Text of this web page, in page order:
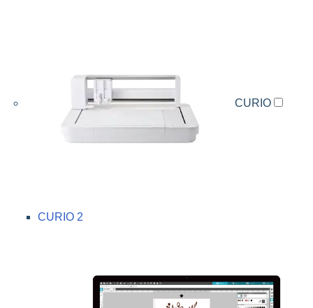
CURIO
CURIO 2